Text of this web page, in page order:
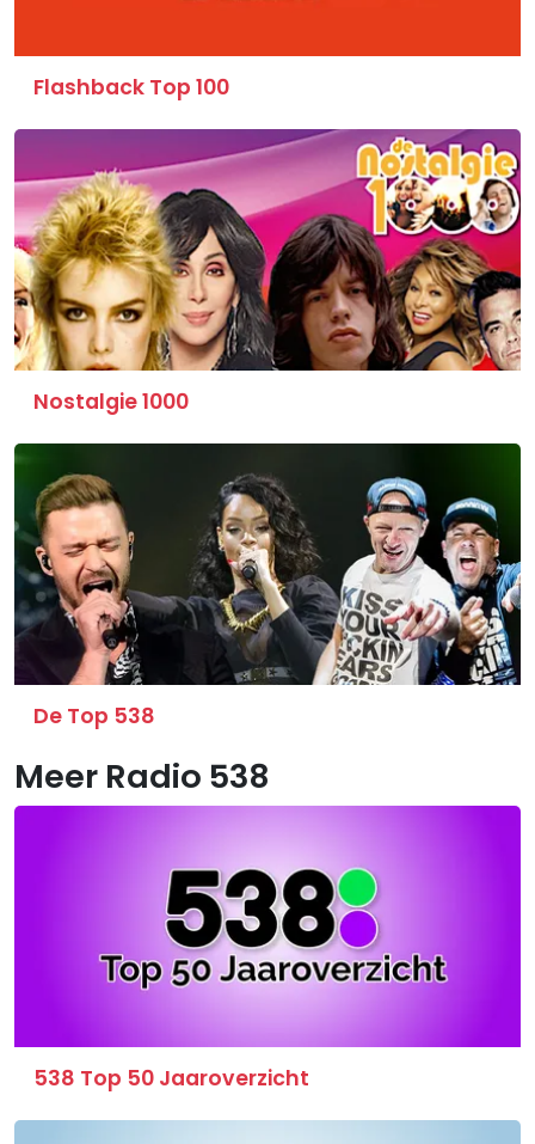
Flashback Top 100
Nostalgie 1000
De Top 538
Meer Radio 538
538 Top 50 Jaaroverzicht